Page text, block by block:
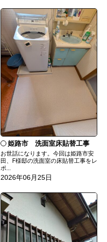
姫路市 洗面室床貼替工事
お世話になります。今回は姫路市安
田、F様邸の洗面室の床貼替工事をレ
ポ...
2026年06月25日